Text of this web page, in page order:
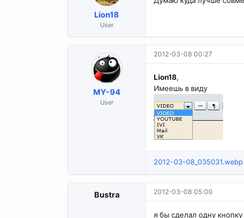
Lion18
User
MY-94
User
2012-03-08 00:27
Lion18,
Имеешь в виду
2012-03-08_035031.webp
Bustra 2012-03-08 05:00
я бы сделал одну